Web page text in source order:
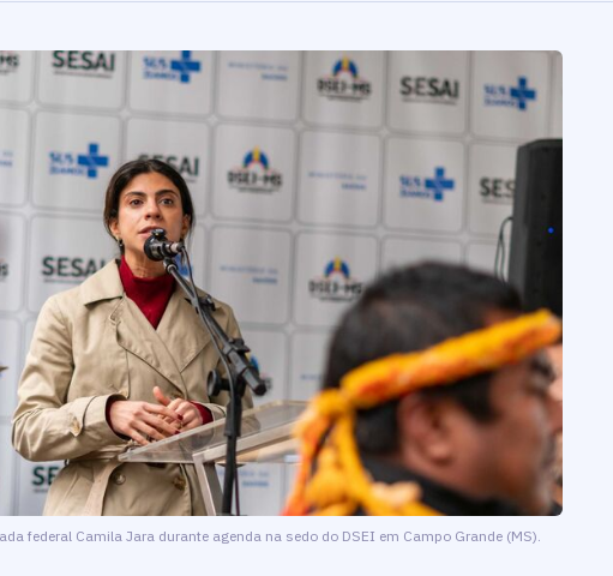
federal Camila Jara durante agenda na sedo do DSEI em Campo Grande (MS).